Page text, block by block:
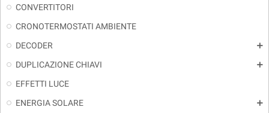
CONVERTITORI
CRONOTERMOSTATI AMBIENTE
DECODER
add
DUPLICAZIONE CHIAVI add
EFFETTI LUCE
ENERGIA SOLARE
add